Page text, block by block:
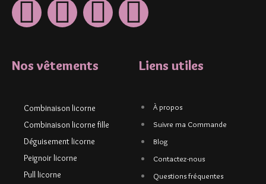
Nos vêtements
Combinaison licorne
Combinaison licorne fille
Déguisement licorne
Peignoir licorne
Pull licorne
Liens utiles
À propos
Suivre ma Commande
Blog
Contactez-nous
Questions fréquentes